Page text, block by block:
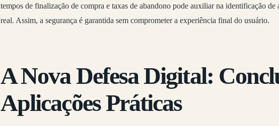
tempos de finalização de compra e taxas de abandono pode auxiliar na identificação de
real. Assim, a segurança é garantida sem comprometer a experiência final do usuário.
A Nova Defesa Digital:
Aplicações Práticas